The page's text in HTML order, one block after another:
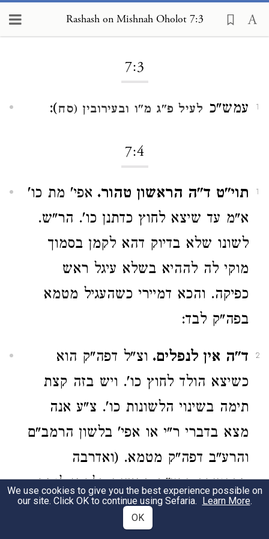
Rashash on Mishnah Oholot 7:3
7:3
1 עמש"כ לעיל פ"ג מ"ו ובעירובין (סח):
7:4
1 תוי"ט ד"ה הראשון טהור. אפי' מת כו'
א"מ עד שיצא לחוץ כדתנן כו'. הר"ש.
לשונו שלא בדיוק דהא לקמן בסמוך
מוקי לה לההיא בשלא עיגל ראש
כפיקה. והכא דמיירי כשהעגיל מטמא
בפה"ק לבד:
2 ד"ה אין לנפלים. וצ"ל דפה"ק הוא
כשיצא הולד לחוץ כו'. ויש בזה קצת
תימה בשינוי הלשונות כו'. צ"ע אנה
מצא בדברי ר"י או אפי' בלשון הרמב"ם
והרע"ב דפה"ק מטמא. (ואדרבה
מדהוצרך הרע"ב במשנה דלקמן לומר
דס"ט לצאת ש"מ דפתה"ק לא מטמא.
We use cookies to give you the best experience possible on
our site. Click OK to continue using Sefaria. Learn More.
OK